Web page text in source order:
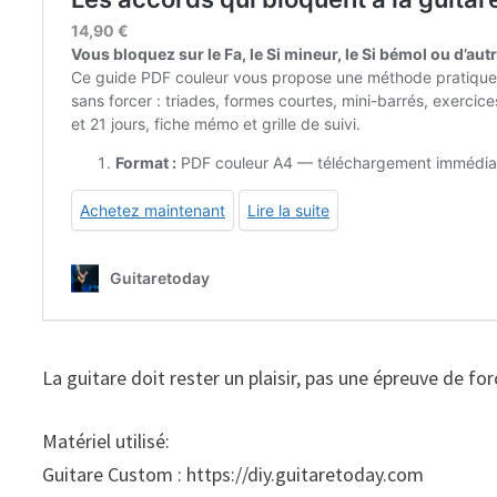
La guitare doit rester un plaisir, pas une épreuve de
Matériel utilisé:
Guitare Custom : https://diy.guitaretoday.com